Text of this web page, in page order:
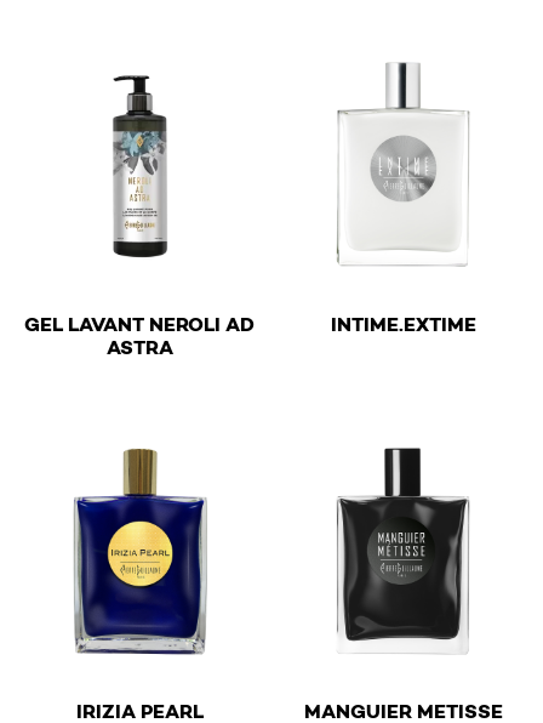
GEL LAVANT NEROLI AD
ASTRA
€ INTIME.EXTIME
IRIZIA PEARL MANGUIER METISSE